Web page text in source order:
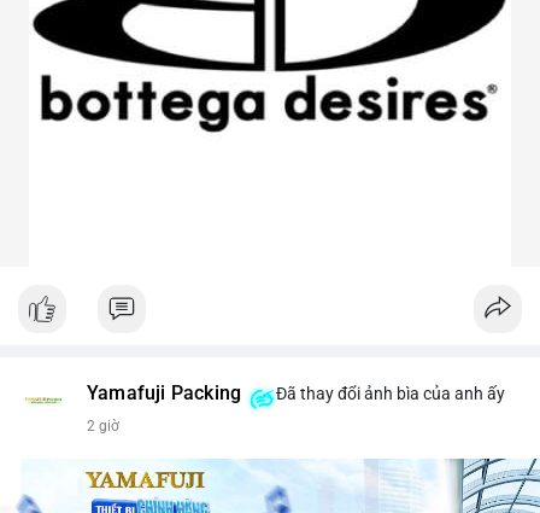
Yamafuji Packing Đã thay đổi ảnh bìa của anh ấy
2 giờ